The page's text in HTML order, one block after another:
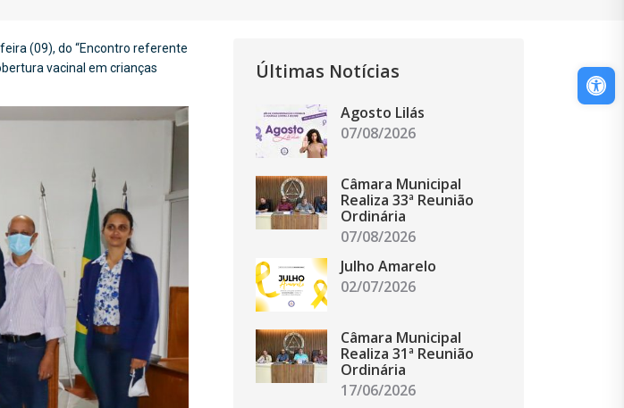
(09), do “Encontro referente
vacinal em crianças
Últimas Notícias
Agosto Lilás
07/08/2026
Câmara Municipal
Realiza 33ª Reunião
Ordinária
07/08/2026
Julho Amarelo
02/07/2026
Câmara Municipal
Realiza 31ª Reunião
Ordinária
17/06/2026